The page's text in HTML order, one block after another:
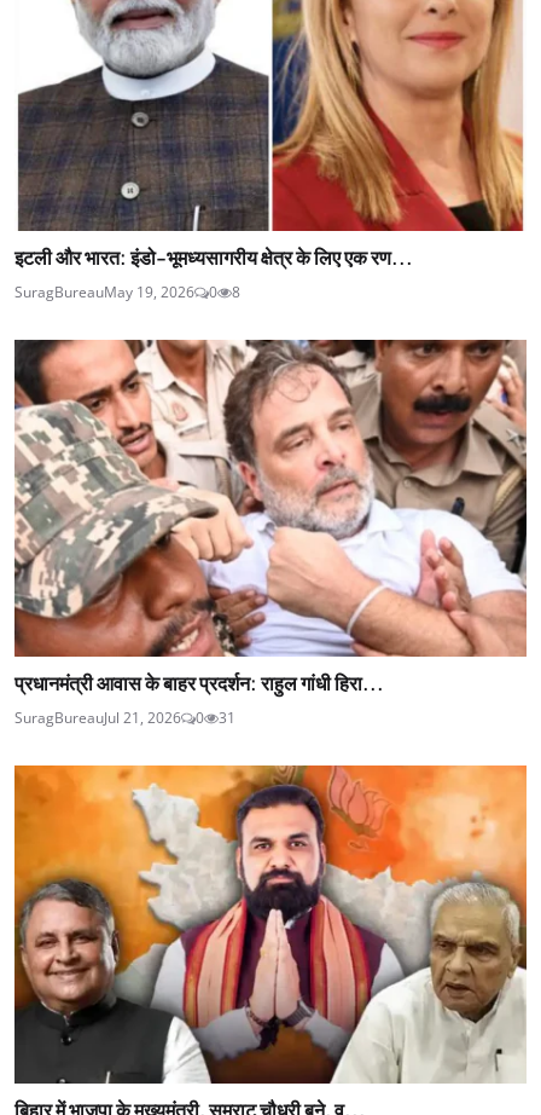
इटली और भारत: इंडो-भूमध्यसागरीय क्षेत्र के लिए एक रण...
SuragBureauMay 19, 2026 0 8
प्रधानमंत्री आवास के बाहर प्रदर्शन: राहुल गांधी हिरा...
SuragBureauJul 21, 2026 0 31
बिहार में भाजपा के मुख्यमंत्री, सम्राट चौधरी बने, व...